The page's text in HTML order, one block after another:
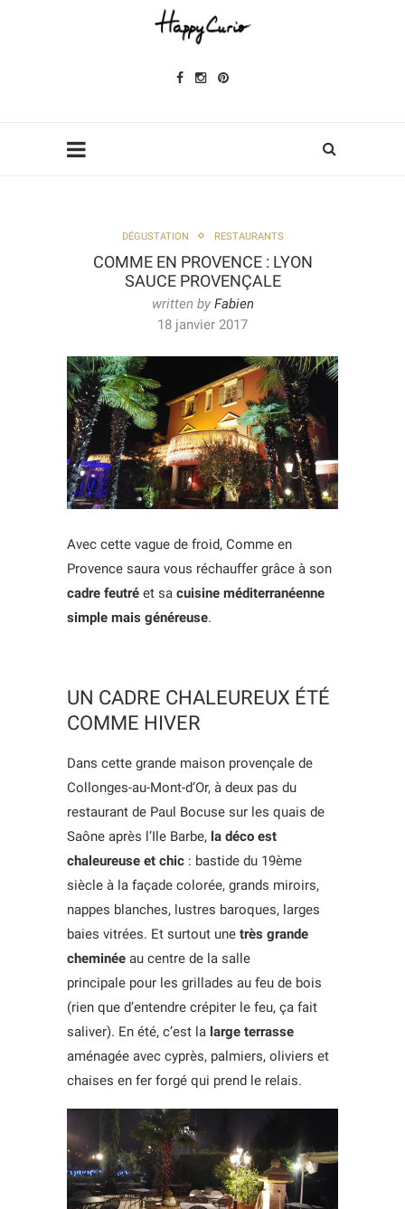
DÉGUSTATION RESTAURANTS
COMME EN PROVENCE : LYON
SAUCE PROVENÇALE
written by Fabien
18 janvier 2017
Avec cette vague de froid, Comme en
Provence saura vous réchauffer grâce à son
cadre feutré et sa cuisine méditerranéenne
simple mais généreuse.
UN CADRE CHALEUREUX ÉTÉ
COMME HIVER
Dans cette grande maison provençale de
Collonges-au-Mont-d’Or, à deux pas du
restaurant de Paul Bocuse sur les quais de
Saône après l’Ile Barbe, la déco est
chaleureuse et chic : bastide du 19ème
siècle à la façade colorée, grands miroirs,
nappes blanches, lustres baroques, larges
baies vitrées. Et surtout une très grande
cheminée au centre de la salle
principale pour les grillades au feu de bois
(rien que d’entendre crépiter le feu, ça fait
saliver). En été, c’est la large terrasse
aménagée avec cyprès, palmiers, oliviers et
chaises en fer forgé qui prend le relais.